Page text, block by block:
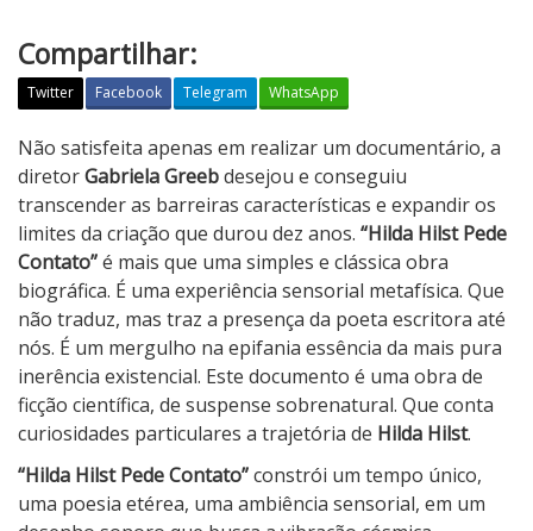
Compartilhar:
Twitter Facebook Telegram WhatsApp
H
i
l
d
a
H
i
l
s
t
P
e
d
e
Não satisfeita apenas em realizar um documentário, a
diretorGabriela Greebdesejou e conseguiu
transcender as barreiras características e expandir os
limites da criação que durou dez anos. “Hilda Hilst Pede
Contato”é mais que uma simples e clássica obra
biográfica. É uma experiência sensorial metafísica. Que
não traduz, mas traz a presença da poeta escritora até
nós. É um mergulho na epifania essência da mais pura
inerência existencial. Este documento é uma obra de
ficção científica, de suspense sobrenatural. Que conta
curiosidades particulares a trajetória de Hilda Hilst.
“Hilda Hilst Pede Contato”constrói um tempo único,
uma poesia etérea, uma ambiência sensorial, em um